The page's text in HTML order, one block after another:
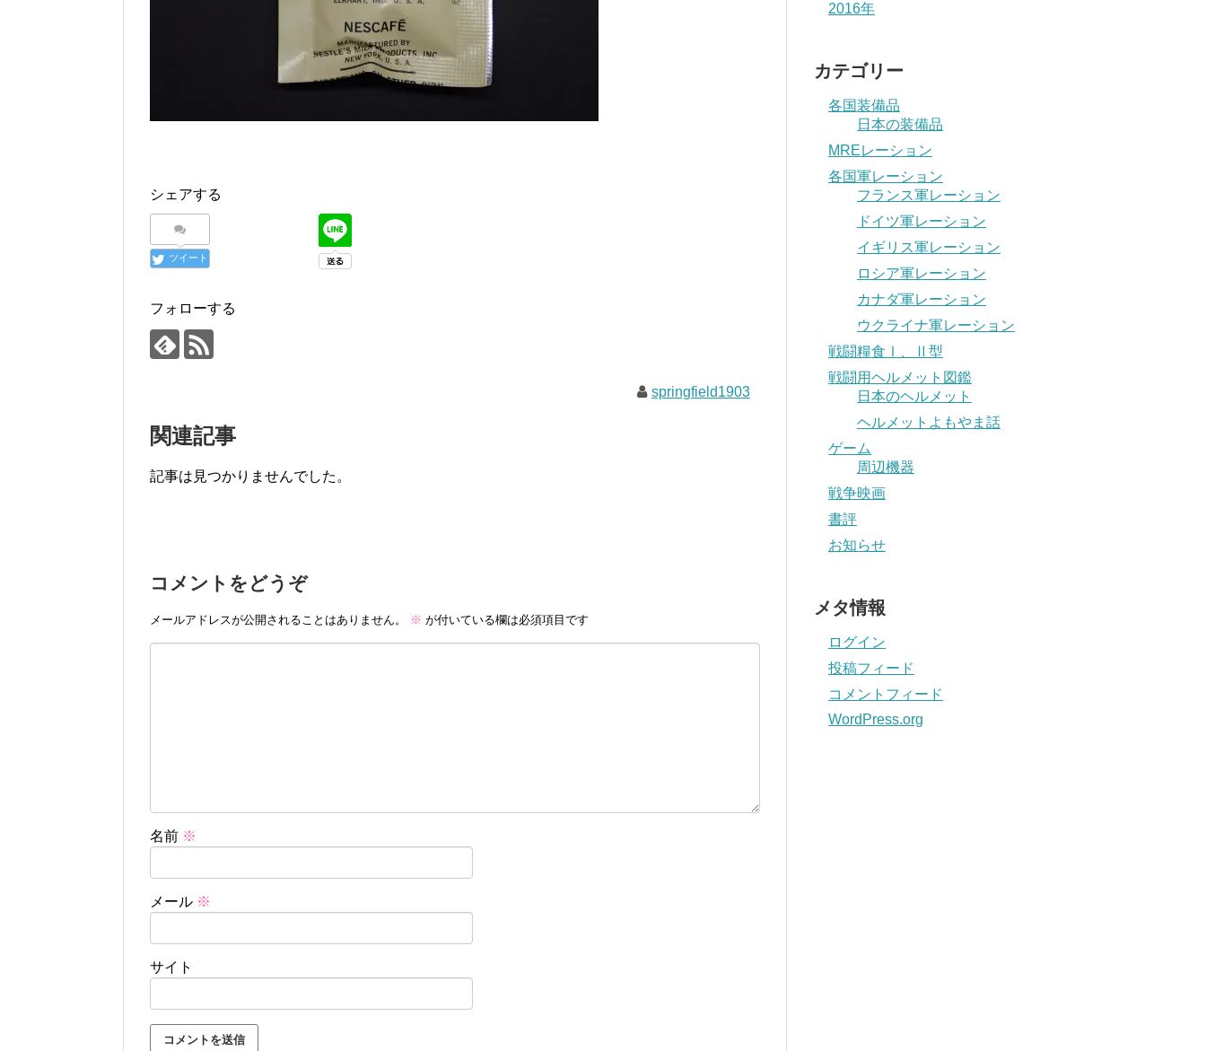
シェアする
ツイート
フォローする
springfield1903
関連記事
記事は見つかりませんでした。
コメントをどうぞ
メールアドレスが公開されることはありません。 ※ が付いている欄は必須項目です
名前 ※
メール ※
サイト
2016年
カテゴリー
各国装備品
日本の装備品
MREレーション
各国軍レーション
フランス軍レーション
ドイツ軍レーション
イギリス軍レーション
ロシア軍レーション
カナダ軍レーション
ウクライナ軍レーション
戦闘糧食Ⅰ、Ⅱ型
戦闘用ヘルメット図鑑
日本のヘルメット
ヘルメットよもやま話
ゲーム
周辺機器
戦争映画
書評
お知らせ
メタ情報
ログイン
投稿フィード
コメントフィード
WordPress.org